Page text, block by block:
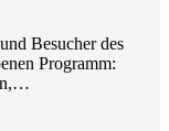
Besucher des
Programm: